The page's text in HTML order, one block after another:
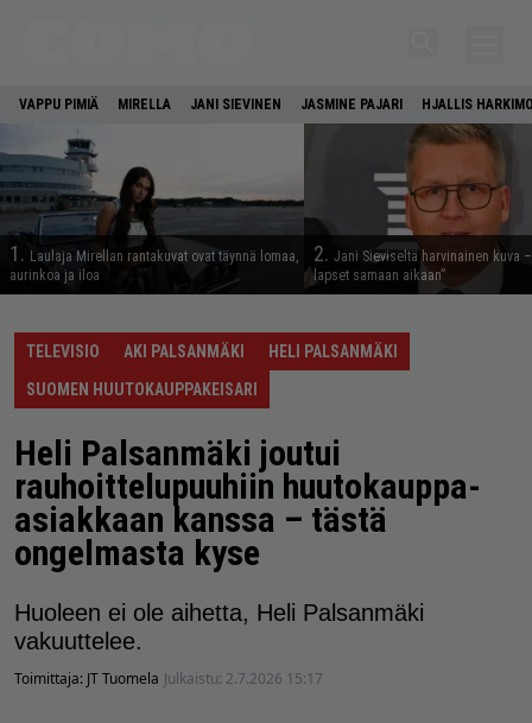
VAPPU PIMIÄ MIRELLA JANI SIEVINEN JASMINE PAJARI HJALLIS
1. Laulaja Mirellan rantakuvat ovat täynnä lomaa,
aurinkoa ja iloa
2. Jani Sieviseltä harvinainen kuva
lapset samaan aikaan”
TELEVISIO AKI PALSANMÄKI
HELI PALSANMÄKI
SUOMEN HUUTOKAUPPAKEISARI
Heli Palsanmäki joutui
rauhoittelupuuhiin huutokauppa-
asiakkaan kanssa – tästä
ongelmasta kyse
Huoleen ei ole aihetta, Heli Palsanmäki
vakuuttelee.
Toimittaja: JT Tuomela Julkaistu: 2.7.2026 15:17